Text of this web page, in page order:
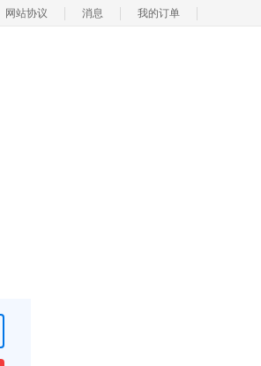
网站协议 消息 我的订单